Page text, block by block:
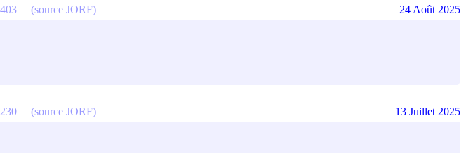
(source JORF) 24 Août 2025
(source JORF) 13 Juillet 2025